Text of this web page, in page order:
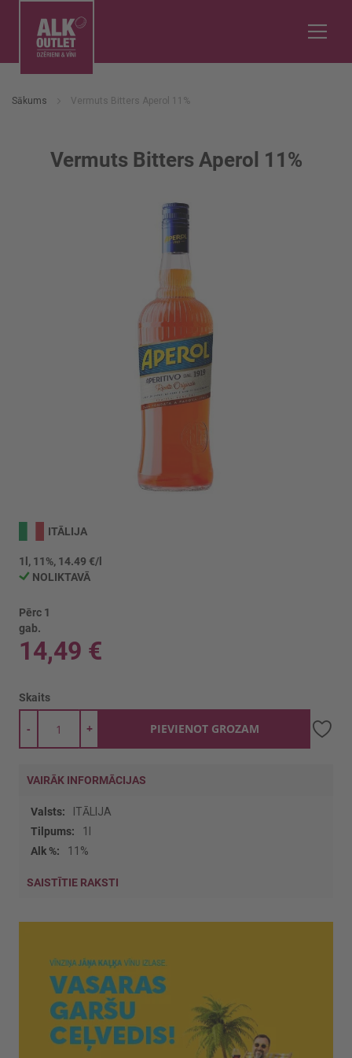
Sākums Vermuts Bitters Aperol 11%
Vermuts Bitters Aperol 11%
galerijas
sākumu
ITĀLIJA
1l, 11%, 14.49 €/l
NOLIKTAVĀ
Pērc 1
gab.
14,49 €
Skaits
+
- PIEVIENOT GROZAM
VAIRĀK INFORMĀCIJAS
Vairāk
informācijas
ITĀLIJA
1l
11%
SAISTĪTIE RAKSTI